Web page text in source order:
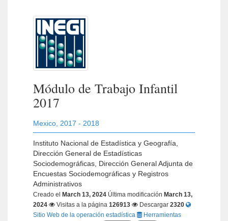
Módulo de Trabajo Infantil
2017
Mexico 2017 - 2018
Instituto Nacional de Estadística y Geografía,
Dirección General de Estadísticas
Sociodemográficas, Dirección General Adjunta de
Encuestas Sociodemográficas y Registros
Administrativos
Creado el March 13, 2024 Última modificación March 13,
2024
Visitas a la página 126913 Descargar 2320
Sitio Web de la operación estadística
Herramientas